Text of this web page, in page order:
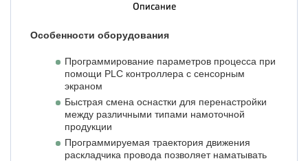
Описание
Особенности оборудования
Программирование параметров процесса при
помощи PLC контроллера с сенсорным
экраном
Быстрая смена оснастки для перенастройки
между различными типами намоточной
продукции
Программируемая траектория движения
раскладчика провода позволяет наматывать